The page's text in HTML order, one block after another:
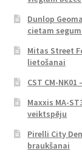
Dunlop
cietam
Mitas Street
lietošanai
CST CM-
Maxxis MA-
veiktspēju
Pirelli City
braukšanai